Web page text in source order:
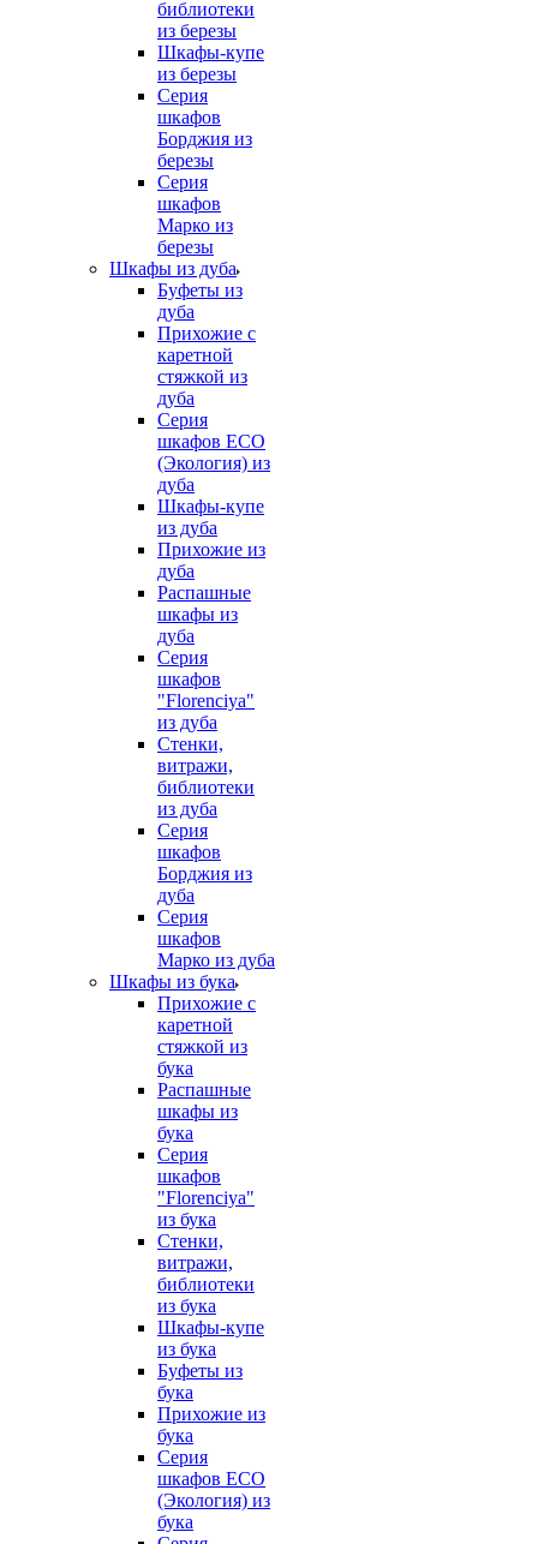
библиотеки
из березы
Шкафы-купе
из березы
Серия
шкафов
Борджия из
березы
Серия
шкафов
Марко из
березы
Шкафы из дуба
Буфеты из
дуба
Прихожие с
каретной
стяжкой из
дуба
Серия
шкафов ECO
(Экология) из
дуба
Шкафы-купе
из дуба
Прихожие из
дуба
Распашные
шкафы из
дуба
Серия
шкафов
"Florenciya"
из дуба
Стенки,
витражи,
библиотеки
из дуба
Серия
шкафов
Борджия из
дуба
Серия
шкафов
Марко из дуба
Шкафы из бука
Прихожие с
каретной
стяжкой из
бука
Распашные
шкафы из
бука
Серия
шкафов
"Florenciya"
из бука
Стенки,
витражи,
библиотеки
из бука
Шкафы-купе
из бука
Буфеты из
бука
Прихожие из
бука
Серия
шкафов ECO
(Экология) из
бука